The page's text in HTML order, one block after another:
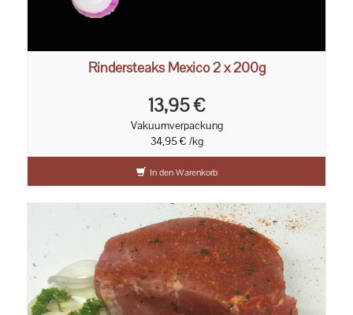
Rindersteaks Mexico 2 x 200g
13,95 €
Vakuumverpackung
34,95 € /kg
In den Warenkorb